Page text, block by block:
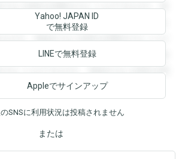
ると回答を閲覧することができます。登
することができます。登録すると回答を
ます。登録すると回答を閲覧することが
と回答を閲覧することができます。登録
ることができます。登録すると回答を閲
す。
Yahoo! JAPAN ID
で無料登録
LINEで無料登録
Appleでサインアップ
SNSに利用状況は投稿されません
または